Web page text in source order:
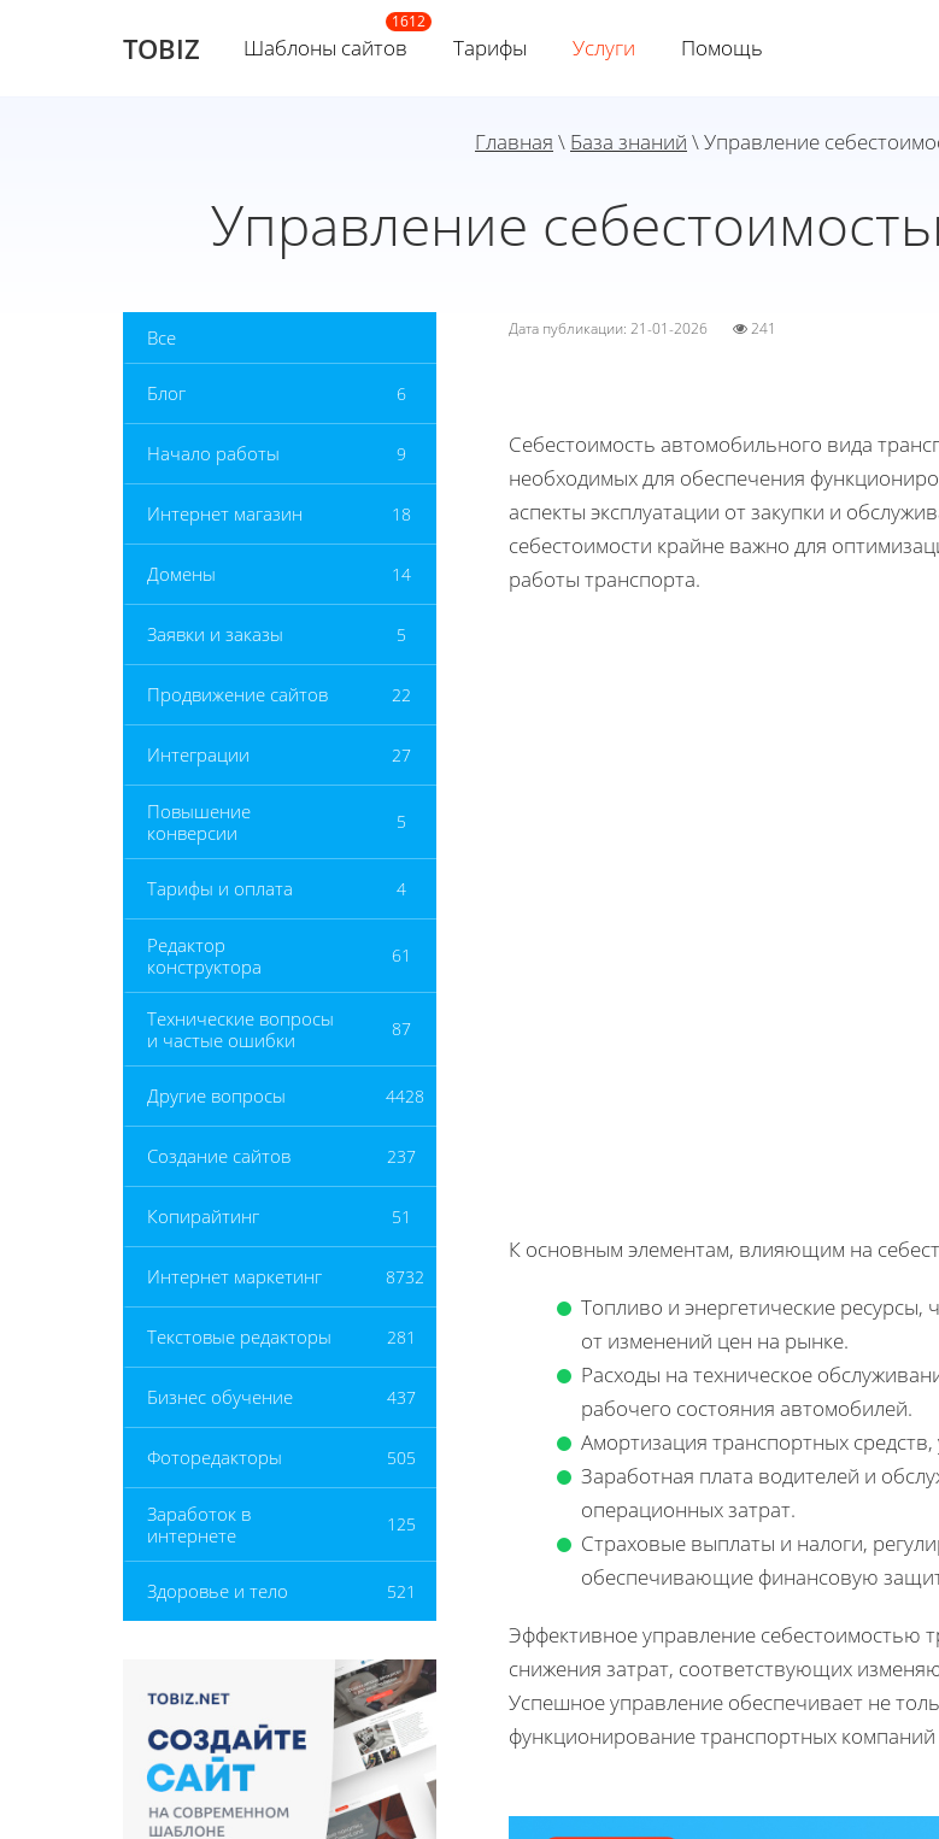
TOBIZ Шаблоны сайтов Тарифы Услуги Помощь
Главная \ База знаний \ Управление
Управление
Все
Блог 6
Начало работы 9
Интернет магазин 18
Домены 14
Заявки и заказы 5
Продвижение сайтов 22
Интеграции 27
Повышение
конверсии
5
Тарифы и оплата 4
Редактор
конструктора
61
Технические вопросы
и частые ошибки
87
Другие вопросы 4428
Создание сайтов 237
Копирайтинг 51
Интернет маркетинг 8732
Текстовые редакторы 281
Бизнес обучение 437
Фоторедакторы 505
Заработок в
интернете
125
Здоровье и тело 521
Дата публикации: 21-01-2026 241
Себестоимость автомобильного вида
необходимых для обеспечения
аспекты эксплуатации от закупки и
себестоимости крайне важно для
работы транспорта.
К основным элементам, влияющим на
Топливо и энергетические ресурсы,
от изменений цен на рынке.
Расходы на техническое
рабочего состояния автомобилей.
Амортизация транспортных
Заработная плата водителей и
операционных затрат.
Страховые выплаты и налоги,
обеспечивающие финансовую
Эффективное управление себестоимостью
снижения затрат, соответствующих
Успешное управление обеспечивает не
функционирование транспортных